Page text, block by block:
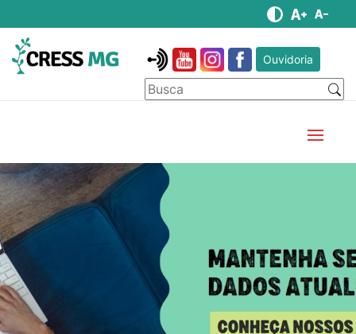
Ouvidoria